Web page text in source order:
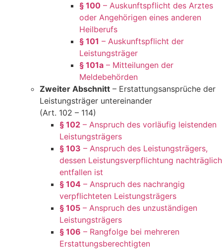
§ 100 – Auskunftspflicht des Arztes
oder Angehörigen eines anderen
Heilberufs
§ 101 – Auskunftspflicht der
Leistungsträger
§ 101a – Mitteilungen der
Meldebehörden
Zweiter Abschnitt – Erstattungsansprüche der
Leistungsträger untereinander
(Art. 102 – 114)
§ 102 – Anspruch des vorläufig leistenden
Leistungsträgers
§ 103 – Anspruch des Leistungsträgers,
dessen Leistungsverpflichtung nachträglich
entfallen ist
§ 104 – Anspruch des nachrangig
verpflichteten Leistungsträgers
§ 105 – Anspruch des unzuständigen
Leistungsträgers
§ 106 – Rangfolge bei mehreren
Erstattungsberechtigten